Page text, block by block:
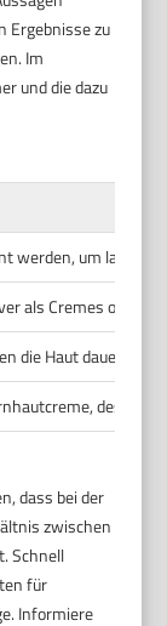
Ergebnisse zu
Im
und die dazu
werden, um
als Cremes oder
die Haut dauerhaft
desto
dass bei der
zwischen
Schnell
für
Informiere